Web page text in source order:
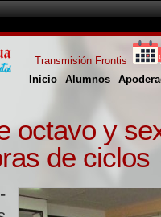
Inicio Alumnos
Transmisión Frontis
octavo y
de ciclos